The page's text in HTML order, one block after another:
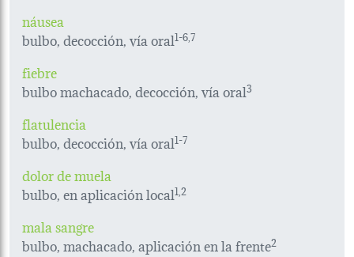
náusea
bulbo, decocción, vía oral1-6,7
fiebre
bulbo machacado, decocción, vía oral3
flatulencia
bulbo, decocción, vía oral1-7
dolor de muela
bulbo, en aplicación local1,2
mala sangre
bulbo, machacado, aplicación en la frente2